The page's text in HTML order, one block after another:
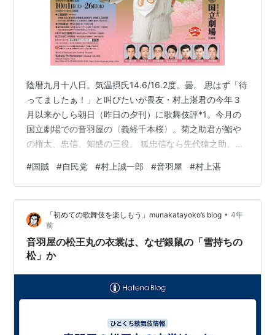
陰暦九月十八日。気温摂氏14.6/16.2度。曇。 思はず「待
ってましたぁ！」と叫びたいが畏友・村上湛君の今年３
月以来かしら朝日（昨日の夕刊）に歌舞伎評*1。今月の
国立劇場での音羽屋の〈義経千本桜〉。菊之助君が鮨や
の権太、忠信、知盛の三役。 狐忠信なら先代猿之助、知
てきたか、いがみの権太なら昭和の終はり延若Ⅲだとか記
憶に残る舞台あり菊之助君の個性、身体能力、表現から
して得手不得手もあらうと思つてゐたが湛君が見事にそ
れをこの劇評で述べてをられる。さすが。その上で（が
あるのが彼の劇評の面白さだが）丑之助君の特異稀なる
才能は別として父（菊五郎丈）が湛…
#国賊 #自民党 #村上誠一郎 #音羽屋 #村上湛
「初めての歌舞伎を楽しもう」munakatayoko’s blog • 4年
前
音羽屋の松王丸の衣裳は、なぜ銀鼠の「雪持ちの
松」か